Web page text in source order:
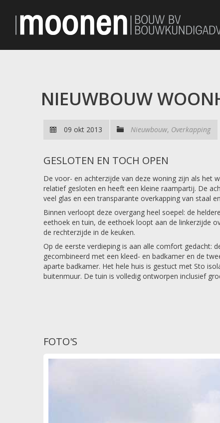
NIEUWBOUW
09 okt 2013 Nieuwbouw, Overkapping
GESLOTEN EN TOCH OPEN
De voor- en achterzijde van deze woning zijn als het
relatief gesloten en heeft een kleine raampartij. De
veel glas en een transparante overkapping van staal
Binnen verloopt deze overgang heel soepel: de
eethoek en tuin, de eethoek loopt aan de linkerzijde
de rechterzijde in de keuken.
Op de eerste verdieping is aan alle comfort gedacht:
gecombineerd met een kleed- en badkamer en de
aparte badkamer. Het hele huis is gestuct met Sto
buitenmuur. De tuin is volledig ontworpen inclusief
FOTO'S